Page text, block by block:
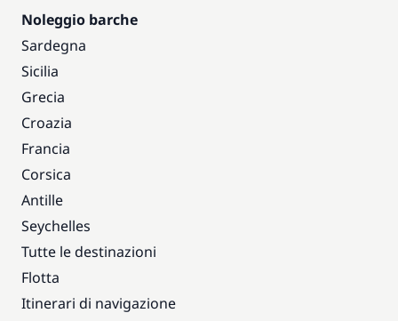
Noleggio barche
Sardegna
Sicilia
Grecia
Croazia
Francia
Corsica
Antille
Seychelles
Tutte le destinazioni
Flotta
Itinerari di navigazione